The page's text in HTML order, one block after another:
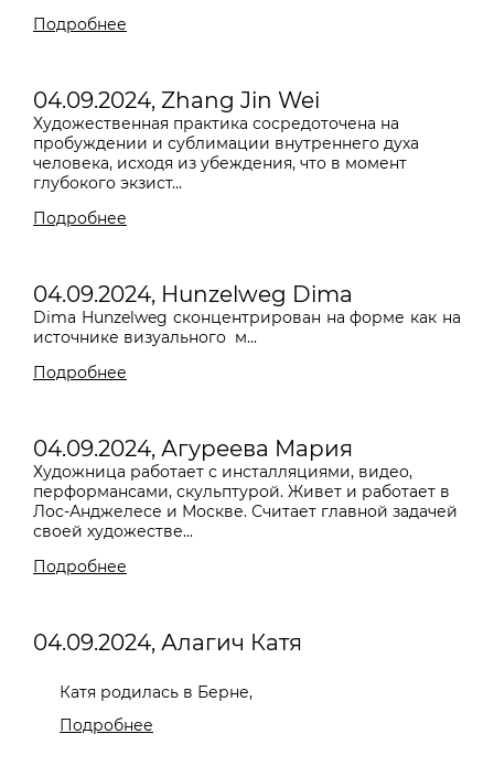
Подробнее
04.09.2024, Zhang Jin Wei
Художественная практика сосредоточена на
пробуждении и сублимации внутреннего духа
человека, исходя из убеждения, что в момент
глубокого экзист...
Подробнее
04.09.2024, Hunzelweg Dima
Dima Hunzelweg сконцентрирован на форме как на
источнике визуального м...
Подробнее
04.09.2024, Агуреева Мария
Художница работает с инсталляциями, видео,
перформансами, скульптурой. Живет и работает в
Лос-Анджелесе и Москве. Считает главной задачей
своей художестве...
Подробнее
04.09.2024, Алагич Катя
Катя родилась в Берне,
Подробнее